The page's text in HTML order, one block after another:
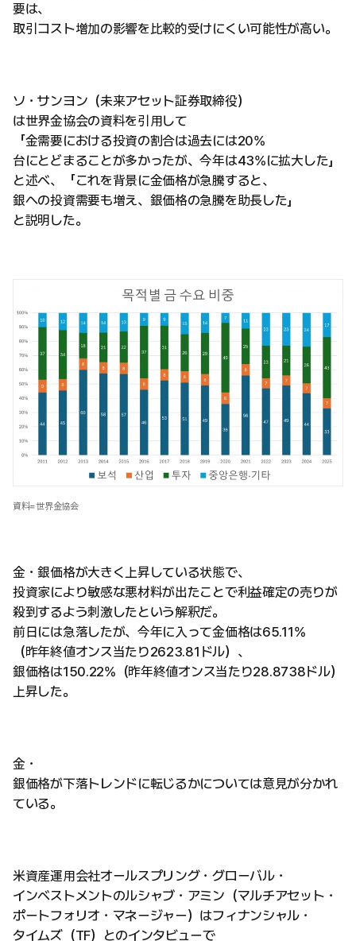
要は、
取引コスト増加の影響を比較的受けにくい可能性が高い。
ソ・サンヨン（未来アセット証券取締役）
は世界金協会の資料を引用して
「金需要における投資の割合は過去には20%
台にとどまることが多かったが、今年は43%に拡大した」
と述べ、「これを背景に金価格が急騰すると、
銀への投資需要も増え、銀価格の急騰を助長した」
と説明した。
資料=世界金協会
金・銀価格が大きく上昇している状態で、
投資家により敏感な悪材料が出たことで利益確定の売りが
殺到するよう刺激したという解釈だ。
前日には急落したが、今年に入って金価格は65.11%
（昨年終値オンス当たり2623.81ドル）、
銀価格は150.22%（昨年終値オンス当たり28.8738ドル）
上昇した。
金・
銀価格が下落トレンドに転じるかについては意見が分かれ
ている。
米資産運用会社オールスプリング・グローバル・
インベストメントのルシャブ・アミン（マルチアセット・
ポートフォリオ・マネージャー）はフィナンシャル・
タイムズ（TF）とのインタビューで